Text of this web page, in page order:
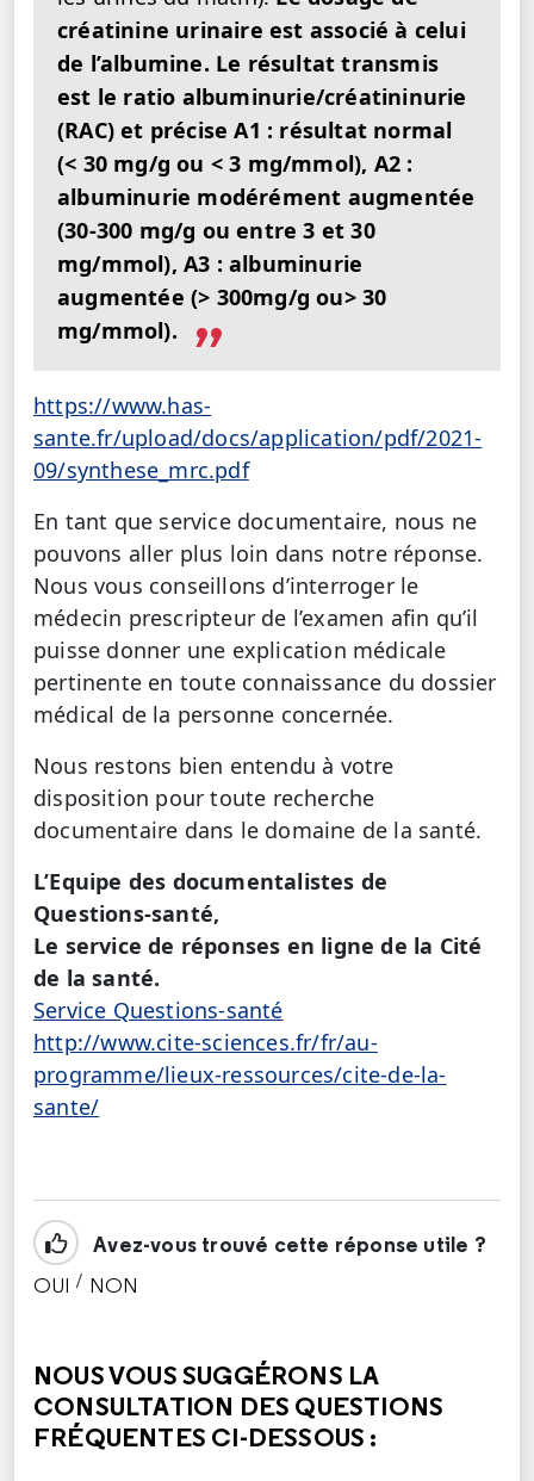
créatinine urinaire est associé à celui
de l’albumine. Le résultat transmis
est le ratio albuminurie/créatininurie
(RAC) et précise A1 : résultat normal
(< 30 mg/g ou < 3 mg/mmol), A2 :
albuminurie modérément augmentée
(30-300 mg/g ou entre 3 et 30
mg/mmol), A3 : albuminurie
augmentée (> 300mg/g ou> 30
mg/mmol).
https://www.has-
sante.fr/upload/docs/application/pdf/2021-
09/synthese_mrc.pdf
En tant que service documentaire, nous ne
pouvons aller plus loin dans notre réponse.
Nous vous conseillons d’interroger le
médecin prescripteur de l’examen afin qu’il
puisse donner une explication médicale
pertinente en toute connaissance du dossier
médical de la personne concernée.
Nous restons bien entendu à votre
disposition pour toute recherche
documentaire dans le domaine de la santé.
L’Equipe des documentalistes de
Questions-santé,
Le service de réponses en ligne de la Cité
de la santé.
Service Questions-santé
http://www.cite-sciences.fr/fr/au-
programme/lieux-ressources/cite-de-la-
sante/
Avez-vous trouvé cette réponse utile ?
OUI / NON
NOUS VOUS SUGGÉRONS LA
CONSULTATION DES QUESTIONS
FRÉQUENTES CI-DESSOUS :